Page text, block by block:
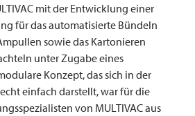
mit der Entwicklung einer
für das automatisierte Bündeln
sowie das Kartonieren
unter Zugabe eines
Konzept, das sich in der
einfach darstellt, war für die
von ­­MULTIVAC aus